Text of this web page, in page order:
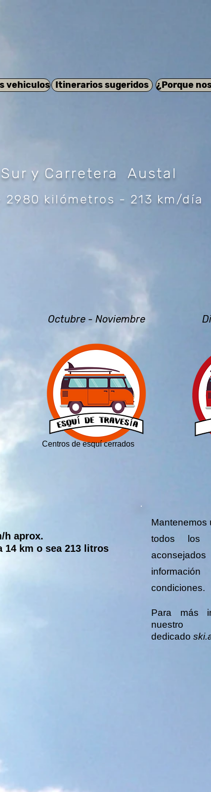
vehiculos Itinerarios sugeridos ¿Porque
y Carretera Austal
2980 kilómetros - 213 km/día
Octubre - Noviembre
Centros de esquí cerrados
h aprox.
14 km o sea 213 litros
Mantenemos
todos los
condiciones.
Para más
dedicado